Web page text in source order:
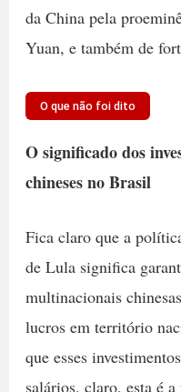
da China pela
Yuan, e também de
O que não foi dito
O significado dos
chineses no Brasil
Fica claro que a
de Lula significa
multinacionais
lucros em território
que esses
salários, claro, esta é